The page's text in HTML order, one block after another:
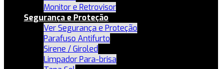
Monitor e Retrovisor
Segurança e Proteção
Ver Segurança e Proteção
Parafuso Antifurto
Sirene / Giroled
Limpador Para-brisa